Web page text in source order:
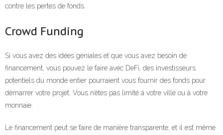
contre les pertes de fonds.
Crowd Funding
Si vous avez des idées géniales et que vous avez besoin de
financement, vous pouvez le faire avec DeFi, des investisseurs
potentiels du monde entier pourraient vous fournir des fonds pour
démarrer votre projet. Vous n’êtes pas limité à votre ville ou à votre
monnaie.
Le financement peut se faire de manière transparente, et il est même